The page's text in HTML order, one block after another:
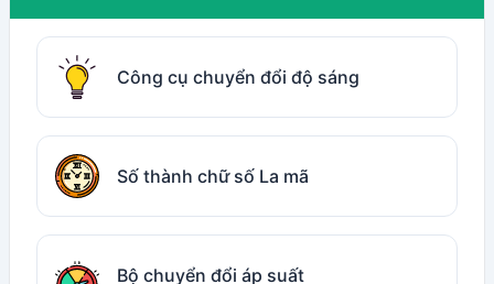
Công cụ chuyển đổi độ sáng
Số thành chữ số La mã
Bộ chuyển đổi áp suất